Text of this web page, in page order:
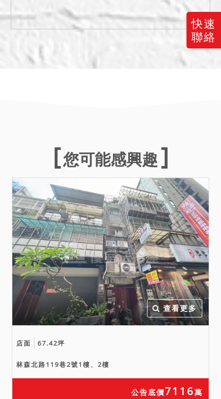
快速
聯絡
您可能感興趣
查看更多
店面 67.42坪
林森北路119巷2號1樓、2樓
公告底價7116萬